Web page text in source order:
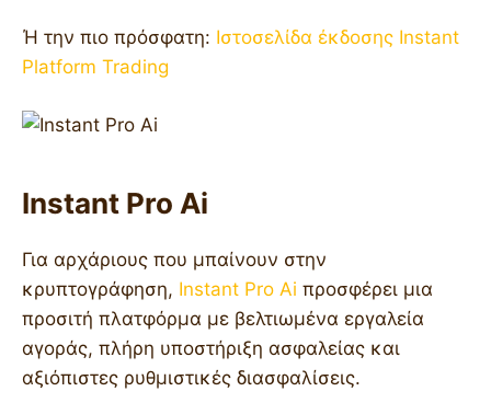
Ή την πιο πρόσφατη: Ιστοσελίδα έκδοσης Instant
Platform Trading
Instant Pro Ai
Για αρχάριους που μπαίνουν στην
κρυπτογράφηση, Instant Pro Ai προσφέρει μια
προσιτή πλατφόρμα με βελτιωμένα εργαλεία
αγοράς, πλήρη υποστήριξη ασφαλείας και
αξιόπιστες ρυθμιστικές διασφαλίσεις.